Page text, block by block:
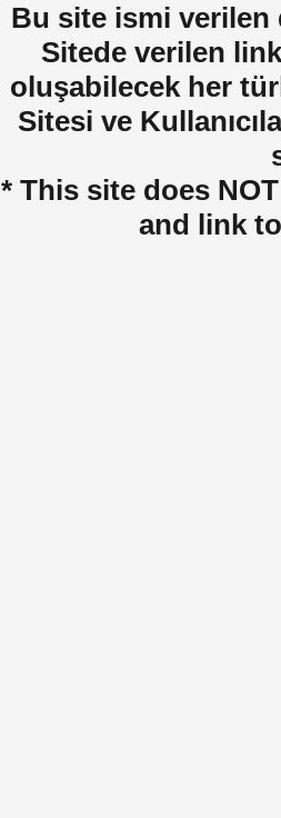
Bu site ismi verilen
Sitede verilen
oluşabilecek her
Sitesi ve
* This site does
and link